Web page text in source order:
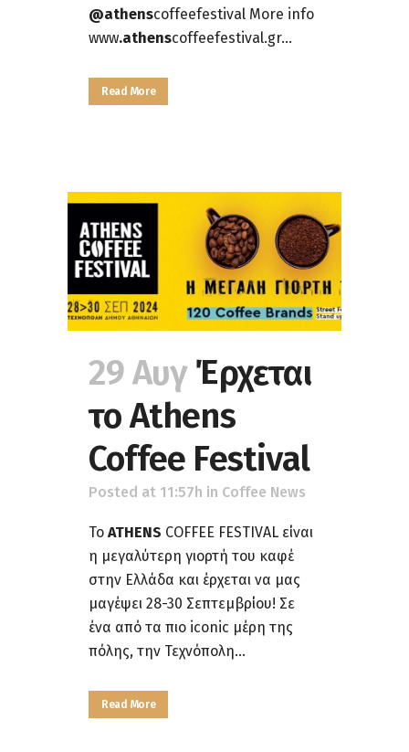
@athenscoffeefestival More info
www.athenscoffeefestival.gr...
Read More
29 Αυγ Έρχεται
το Athens
Coffee Festival
Posted at 11:57h in Coffee News
Το ATHENS COFFEE FESTIVAL είναι
η μεγαλύτερη γιορτή του καφέ
στην Ελλάδα και έρχεται να μας
μαγέψει 28-30 Σεπτεμβρίου! Σε
ένα από τα πιο iconic μέρη της
πόλης, την Τεχνόπολη...
Read More